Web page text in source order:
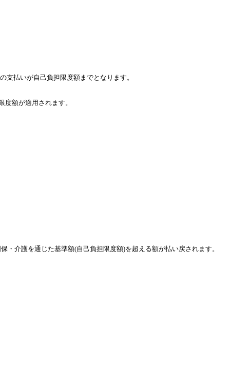
払いが自己負担限度額までとなります。
額が適用されます。
介護を通じた基準額(自己負担限度額)を超える額が払い戻されます。